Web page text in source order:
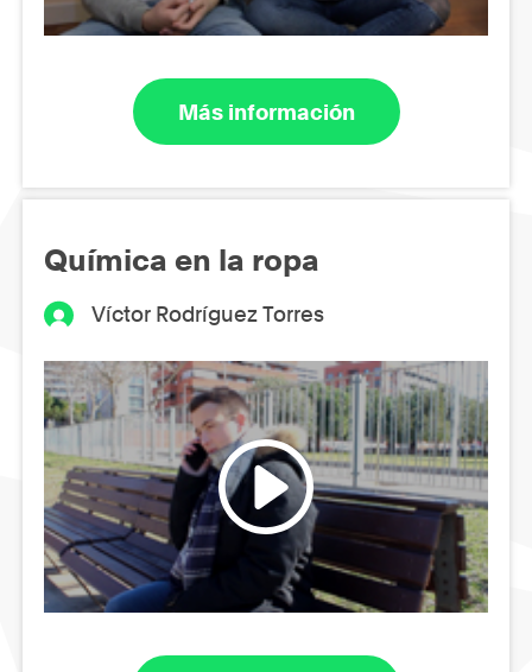
Más información
Química en la ropa
Víctor Rodríguez Torres